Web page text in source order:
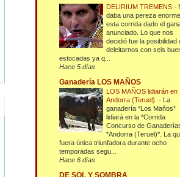
DELIRIUM TREMENS-
daba una pereza
esta corrida dado el
anunciado. Lo que nos
decidió fue la posibilidad
deleitarnos con seis
estocadas ya q...
Hace 5 días
Ganadería LOS MAÑOS
LOS MAÑOS lidiarán en
Andorra (Teruel).- La
ganadería *Los Maños*
lidiará en la *Corrida
Concurso de
*Andorra (Teruel)*. La
fuera única triunfadora durante ocho
temporadas segu...
Hace 6 días
DE SOL Y SOMBRA